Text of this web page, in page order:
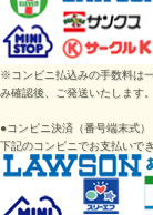
※コンビニ払込みの手数料は
み確認後、ご発送いたします。
●コンビニ決済（番号端末式）
下記のコンビニでお支払いでき